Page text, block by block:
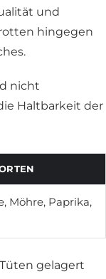
und
hingegen
nicht
Haltbarkeit der
Möhre, Paprika,
gelagert